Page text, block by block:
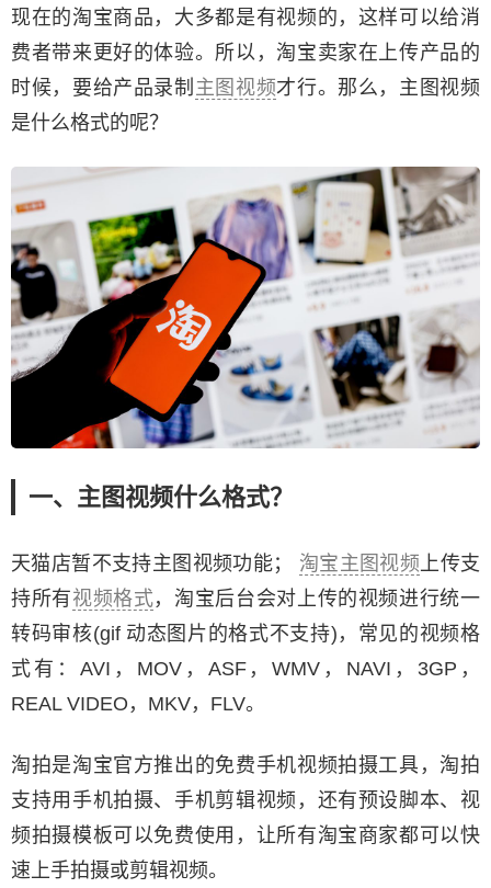
现在的淘宝商品，大多都是有视频的，这样可以给消
费者带来更好的体验。所以，淘宝卖家在上传产品的
时候，要给产品录制 主图视频才行。那么，主图视频
是什么格式的呢？
一、主图视频什么格式？
天猫店暂不支持主图视频功能； 淘宝主图视频 上传支
持所有视频格式，淘宝后台会对上传的视频进行统一
转码审核(gif 动态图片的格式不支持)，常见的视频格
式有：AVI，MOV，ASF，WMV，NAVI，3GP，
REAL VIDEO，MKV，FLV。
淘拍是淘宝官方推出的免费手机视频拍摄工具，淘拍
支持用手机拍摄、手机剪辑视频，还有预设脚本、视
频拍摄模板可以免费使用，让所有淘宝商家都可以快
速上手拍摄或剪辑视频。